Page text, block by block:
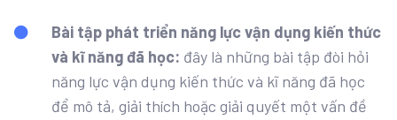
Bài tập phát triển năng lực vận dụng kiến thức
và kĩ năng đã học: đây là những bài tập đòi hỏi
năng lực vận dụng kiến thức và kĩ năng đã học
để mô tả, giải thích hoặc giải quyết một vấn đề